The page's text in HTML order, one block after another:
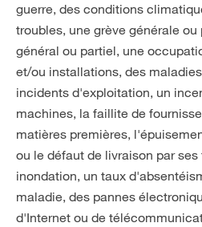
guerre, des conditions
troubles, une grève générale
général ou partiel, une
et/ou installations, des
incidents d'exploitation, un
machines, la faillite de
matières premières,
ou le défaut de livraison par
inondation, un taux
maladie, des pannes
d'Internet ou de